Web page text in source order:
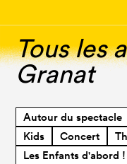
Tous les
Granat
Autour du spectacle
Kids
Concert
Les Enfants d'abord !